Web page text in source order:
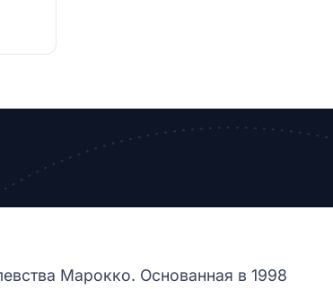
Марокко. Основанная в 1998